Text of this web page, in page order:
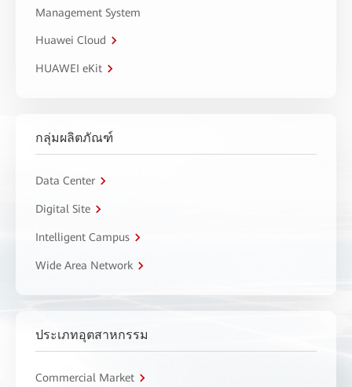
Management System
Huawei Cloud
HUAWEI eKit
กลุ่มผลิตภัณฑ์
Data Center
Digital Site
Intelligent Campus
Wide Area Network
ประเภทอุตสาหกรรม
Commercial Market